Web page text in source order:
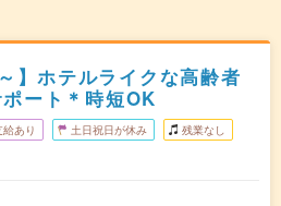
】ホテルライクな高齢者
ート＊時短OK
あり 土日祝日が休み 残業なし